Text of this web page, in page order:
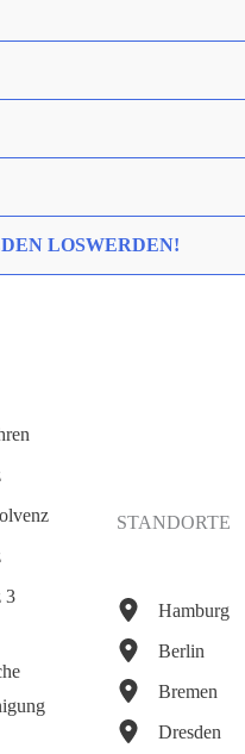
LOSWERDEN!
3
STANDORTE
Hamburg
Berlin
Bremen
Dresden